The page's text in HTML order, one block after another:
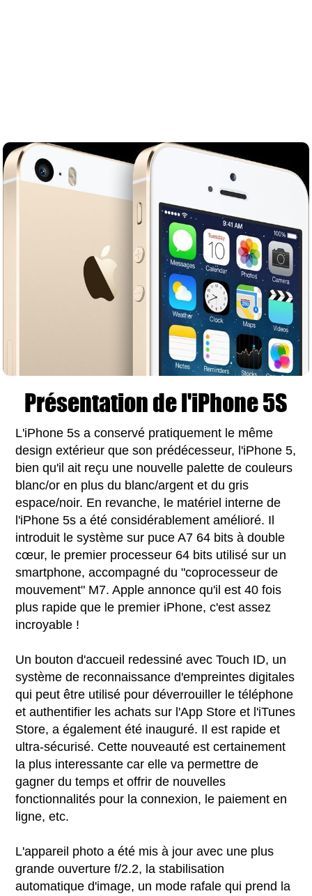
Présentation de l'iPhone 5S
L'iPhone 5s a conservé pratiquement le même
design extérieur que son prédécesseur, l'iPhone 5,
bien qu'il ait reçu une nouvelle palette de couleurs
blanc/or en plus du blanc/argent et du gris
espace/noir. En revanche, le matériel interne de
l'iPhone 5s a été considérablement amélioré. Il
introduit le système sur puce A7 64 bits à double
cœur, le premier processeur 64 bits utilisé sur un
smartphone, accompagné du "coprocesseur de
mouvement" M7. Apple annonce qu'il est 40 fois
plus rapide que le premier iPhone, c'est assez
incroyable !
Un bouton d'accueil redessiné avec Touch ID, un
système de reconnaissance d'empreintes digitales
qui peut être utilisé pour déverrouiller le téléphone
et authentifier les achats sur l'App Store et l'iTunes
Store, a également été inauguré. Il est rapide et
ultra-sécurisé. Cette nouveauté est certainement
la plus interessante car elle va permettre de
gagner du temps et offrir de nouvelles
fonctionnalités pour la connexion, le paiement en
ligne, etc.
L'appareil photo a été mis à jour avec une plus
grande ouverture f/2.2, la stabilisation
automatique d'image, un mode rafale qui prend la